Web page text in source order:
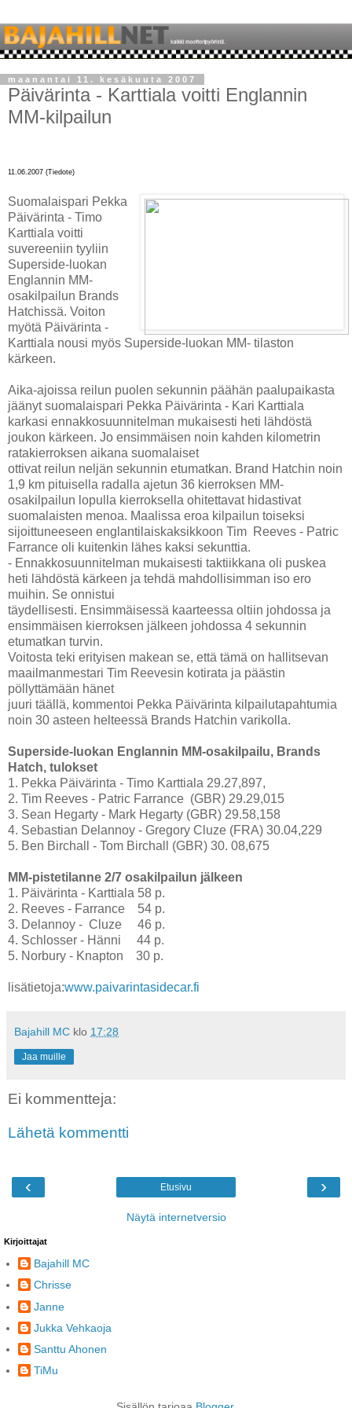
maanantai 11. kesäkuuta 2007
Päivärinta - Karttiala voitti Englannin
MM-kilpailun
11.06.2007 (Tiedote)
Suomalaispari Pekka
Päivärinta - Timo
Karttiala voitti
suvereeniin tyyliin
Superside-luokan
Englannin MM-
osakilpailun Brands
Hatchissä. Voiton
myötä Päivärinta -
Karttiala nousi myös Superside-luokan MM- tilaston
kärkeen.
Aika-ajoissa reilun puolen sekunnin päähän paalupaikasta
jäänyt suomalaispari Pekka Päivärinta - Kari Karttiala
karkasi ennakkosuunnitelman mukaisesti heti lähdöstä
joukon kärkeen. Jo ensimmäisen noin kahden kilometrin
ratakierroksen aikana suomalaiset
ottivat reilun neljän sekunnin etumatkan. Brand Hatchin noin
1,9 km pituisella radalla ajetun 36 kierroksen MM-
osakilpailun lopulla kierroksella ohitettavat hidastivat
suomalaisten menoa. Maalissa eroa kilpailun toiseksi
sijoittuneeseen englantilaiskaksikkoon Tim Reeves - Patric
Farrance oli kuitenkin lähes kaksi sekunttia.
- Ennakkosuunnitelman mukaisesti taktiikkana oli puskea
heti lähdöstä kärkeen ja tehdä mahdollisimman iso ero
muihin. Se onnistui
täydellisesti. Ensimmäisessä kaarteessa oltiin johdossa ja
ensimmäisen kierroksen jälkeen johdossa 4 sekunnin
etumatkan turvin.
Voitosta teki erityisen makean se, että tämä on hallitsevan
maailmanmestari Tim Reevesin kotirata ja päästin
pöllyttämään hänet
juuri täällä, kommentoi Pekka Päivärinta kilpailutapahtumia
noin 30 asteen helteessä Brands Hatchin varikolla.
Superside-luokan Englannin MM-osakilpailu, Brands
Hatch, tulokset
1. Pekka Päivärinta - Timo Karttiala 29.27,897,
2. Tim Reeves - Patric Farrance (GBR) 29.29,015
3. Sean Hegarty - Mark Hegarty (GBR) 29.58,158
4. Sebastian Delannoy - Gregory Cluze (FRA) 30.04,229
5. Ben Birchall - Tom Birchall (GBR) 30. 08,675
MM-pistetilanne 2/7 osakilpailun jälkeen
1. Päivärinta - Karttiala 58 p.
2. Reeves - Farrance 54 p.
3. Delannoy - Cluze 46 p.
4. Schlosser - Hänni 44 p.
5. Norbury - Knapton 30 p.
lisätietoja:www.paivarintasidecar.fi
Bajahill MC klo 17:28
Jaa muille
Ei kommentteja:
Lähetä kommentti
‹ ›
Etusivu
Näytä internetversio
Kirjoittajat
Bajahill MC
Chrisse
Janne
Jukka Vehkaoja
Santtu Ahonen
TiMu